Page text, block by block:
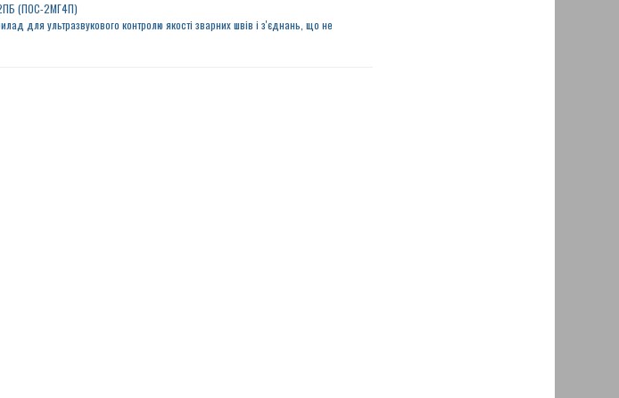
(ПОС-2МГ4П)
для ультразвукового контролю якості зварних швів і з'єднань, що не